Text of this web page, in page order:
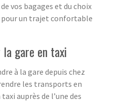
vos bagages et du choix
un trajet confortable
gare en taxi
à la gare depuis chez
les transports en
auprès de l’une des